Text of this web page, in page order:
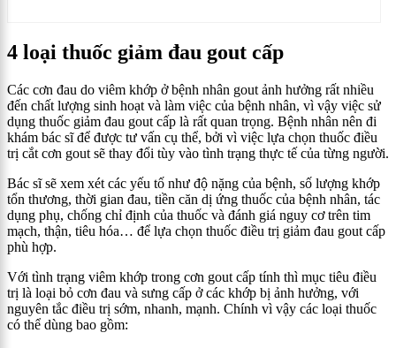
4 loại thuốc giảm đau gout cấp
Các cơn đau do viêm khớp ở bệnh nhân gout ảnh hưởng rất nhiều
đến chất lượng sinh hoạt và làm việc của bệnh nhân, vì vậy việc sử
dụng thuốc giảm đau gout cấp là rất quan trọng. Bệnh nhân nên đi
khám bác sĩ để được tư vấn cụ thể, bởi vì việc lựa chọn thuốc điều
trị cắt cơn gout sẽ thay đổi tùy vào tình trạng thực tế của từng người.
Bác sĩ sẽ xem xét các yếu tố như độ nặng của bệnh, số lượng khớp
tổn thương, thời gian đau, tiền căn dị ứng thuốc của bệnh nhân, tác
dụng phụ, chống chỉ định của thuốc và đánh giá nguy cơ trên tim
mạch, thận, tiêu hóa… để lựa chọn thuốc điều trị giảm đau gout cấp
phù hợp.
Với tình trạng viêm khớp trong cơn gout cấp tính thì mục tiêu điều
trị là loại bỏ cơn đau và sưng cấp ở các khớp bị ảnh hưởng, với
nguyên tắc điều trị sớm, nhanh, mạnh. Chính vì vậy các loại thuốc
có thể dùng bao gồm: